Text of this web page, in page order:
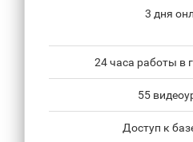
3 дня
24 часа работы в
55
Доступ к